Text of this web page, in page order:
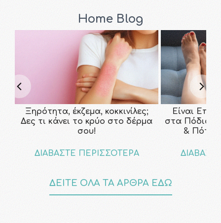
Home Blog
Ξηρότητα, έκζεμα, κοκκινίλες;
Δες τι κάνει το κρύο στο δέρμα
σου!
ΔΙΑΒΑΣΤΕ ΠΕΡΙΣΣΟΤΕΡΑ
Είναι
στα Πόδια;
& Πότε
ΔΕΙΤΕ ΟΛΑ ΤΑ ΑΡΘΡΑ ΕΔΩ